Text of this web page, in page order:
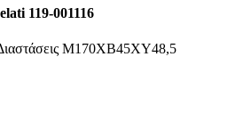
119-001116
Μ170ΧΒ45ΧΥ48,5